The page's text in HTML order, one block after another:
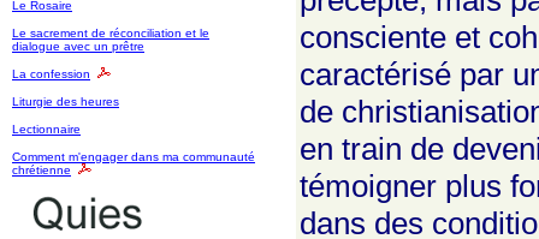
Le Rosaire
Le sacrement de réconciliation et le
dialogue avec un prêtre
La confession
Liturgie des heures
Lectionnaire
Comment m'engager dans ma communauté
chrétienne
consciente et
caractérisé par
de
en train de
témoigner plus
dans des